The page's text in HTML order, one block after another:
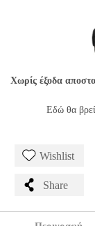
Χωρίς έξοδα
Εδώ θα
Wishlist
Share